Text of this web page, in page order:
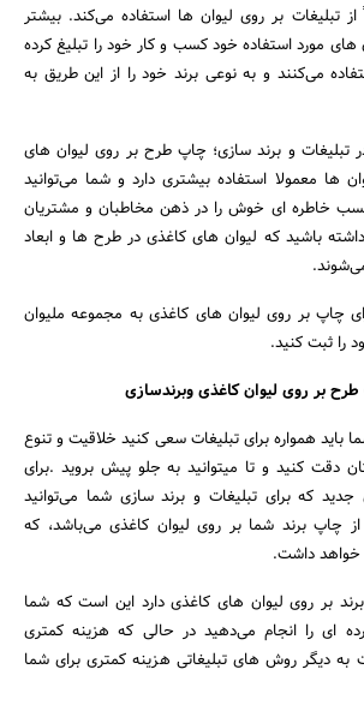
جستجو
تبلیغات بر روی لیوان ها استفاده می‌کند. بیشتر
های مورد استفاده خود کسب و کار خود را تبلیغ کرده
می‌کنند و به نوعی برند خود را از این طریق به
تبلیغات و برند سازی؛ چاپ طرح بر روی لیوان های
ها معمولا استفاده بیشتری دارد و شما می‌توانید
خاطره ای خوش را در ذهن مخاطبان و مشتریان
باشید که لیوان های کاغذی در طرح ها و ابعاد
چاپ بر روی لیوان های کاغذی به مجموعه ملیوان
را ثبت کنید.
بر روی لیوان کاغذی وبرندسازی
باید همواره برای تبلیغات سعی کنید خلاقیت و تنوع
دقت کنید و تا میتوانید به جلو پیش بروید .برای
که برای تبلیغات و برند سازی شما می‌توانید
از چاپ برند شما بر روی لیوان کاغذی می‌باشد، که
خواهد داشت.
بر روی لیوان های کاغذی دارد این است که شما
ای را انجام می‌دهید در حالی که هزینه کمتری
دیگر روش های تبلیغاتی هزینه کمتری برای شما